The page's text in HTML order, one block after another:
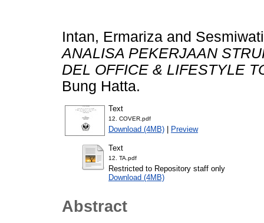
Intan, Ermariza and
ANALISA PEKERJAAN
DEL OFFICE & LIFESTYLE
Bung Hatta.
Text
12. COVER.pdf
Download (4MB) | Preview
Text
12. TA.pdf
Restricted to Repository staff only
Download (4MB)
Abstract